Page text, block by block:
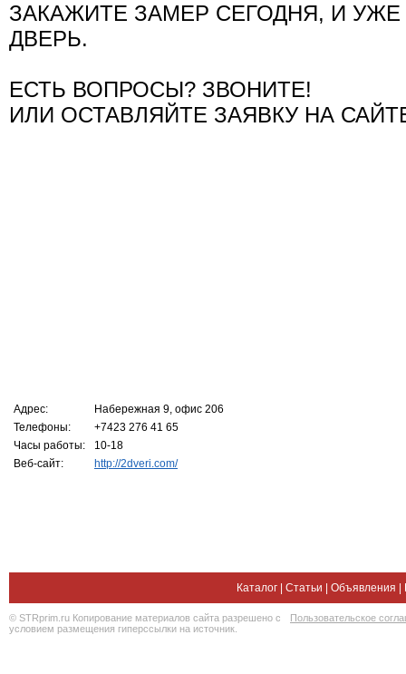
ЗАКАЖИТЕ ЗАМЕР СЕГОДНЯ, И УЖЕ
ДВЕРЬ.
ЕСТЬ ВОПРОСЫ? ЗВОНИТЕ!
ИЛИ ОСТАВЛЯЙТЕ ЗАЯВКУ НА
Адрес:
Набережная 9, офис 206
Телефоны:
+7423 276 41 65
Часы работы:
10-18
Веб-сайт:
http://2dveri.com/
Каталог Статьи Объявления
© STRprim.ru Копирование материалов сайта разрешено с
условием размещения гиперссылки на источник.
Пользовательское